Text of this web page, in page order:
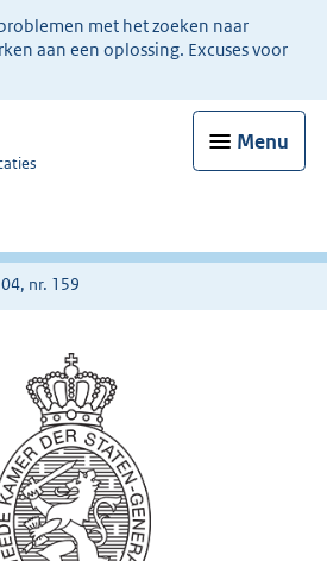
met het zoeken naar
aan een oplossing. Excuses voor
Menu
nr. 159